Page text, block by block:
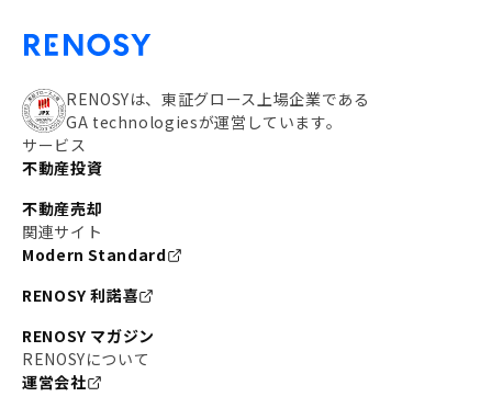
RENOSYは、東証グロース上場企業である
GA technologiesが運営しています。
サービス
不動産投資
不動産売却
関連サイト
Modern Standard
RENOSY 利諾喜
RENOSY マガジン
RENOSYについて
運営会社